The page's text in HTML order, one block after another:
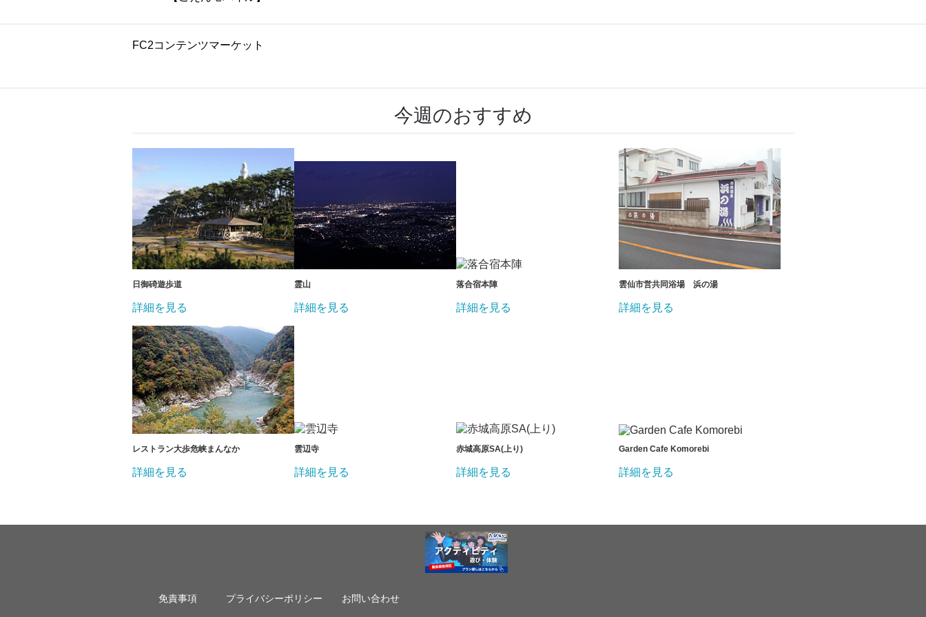
FC2コンテンツマーケット
今週のおすすめ
日御碕遊歩道
詳細を見る
霊山
詳細を見る
落合宿本陣
詳細を見る
雲仙市営共同浴場 浜の湯
詳細を見る
レストラン大歩危峡まんなか
詳細を見る
雲辺寺
詳細を見る
赤城高原SA(上り)
詳細を見る
Garden Cafe Komorebi
詳細を見る
免責事項 プライバシーポリシー お問い合わせ